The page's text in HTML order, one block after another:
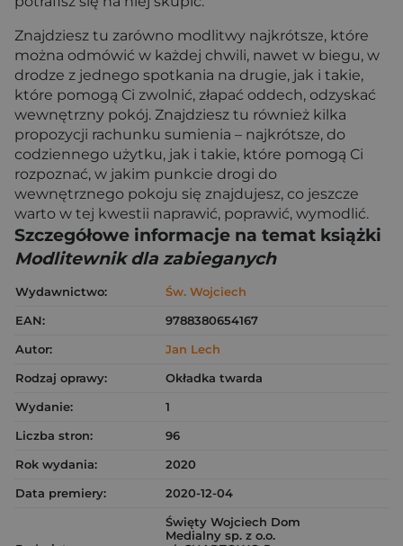
Znajdziesz tu zarówno modlitwy najkrótsze, które
można odmówić w każdej chwili, nawet w biegu, w
drodze z jednego spotkania na drugie, jak i takie,
które pomogą Ci zwolnić, złapać oddech, odzyskać
wewnętrzny pokój. Znajdziesz tu również kilka
propozycji rachunku sumienia – najkrótsze, do
codziennego użytku, jak i takie, które pomogą Ci
rozpoznać, w jakim punkcie drogi do
wewnętrznego pokoju się znajdujesz, co jeszcze
warto w tej kwestii naprawić, poprawić, wymodlić.
Szczegółowe informacje na temat książki
Modlitewnik dla zabieganych
Wydawnictwo:
Św. Wojciech
EAN:
9788380654167
Autor:
Jan Lech
Rodzaj oprawy:
Okładka twarda
Wydanie:
1
Liczba stron:
96
Rok wydania:
2020
Data premiery:
2020-12-04
Święty Wojciech Dom
Medialny sp. z o.o.